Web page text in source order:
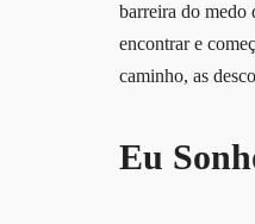
barreira do medo
encontrar e
caminho, as
Eu